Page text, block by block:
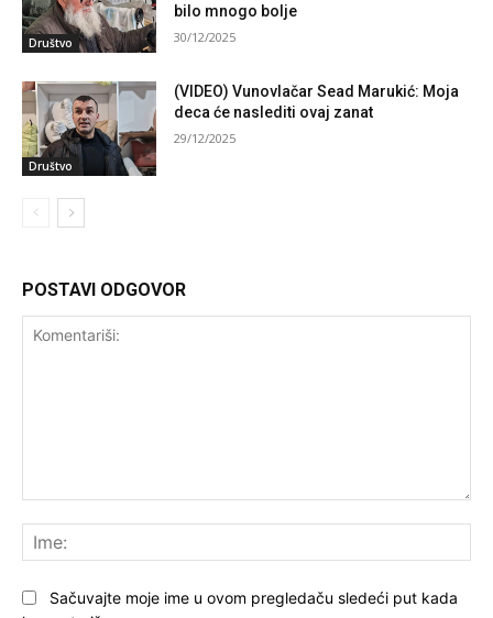
Društvo
bilo mnogo bolje
30/12/2025
Društvo
(VIDEO) Vunovlačar Sead Marukić: Moja
deca će naslediti ovaj zanat
29/12/2025
POSTAVI ODGOVOR
Sačuvajte moje ime u ovom pregledaču sledeći put kada